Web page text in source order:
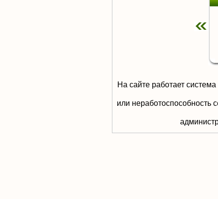
На сайте работает
или неработоспособность